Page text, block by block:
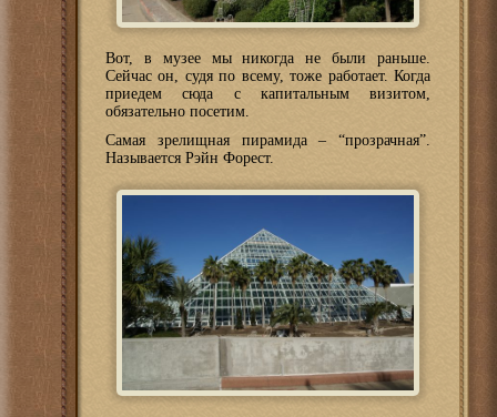
Вот, в музее мы никогда не были раньше.
Сейчас он, судя по всему, тоже работает. Когда
приедем сюда с капитальным визитом,
обязательно посетим.
Самая зрелищная пирамида – “прозрачная”.
Называется Рэйн Форест.